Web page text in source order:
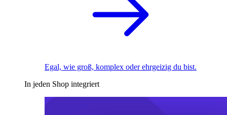
Egal, wie groß, komplex oder ehrgeizig du bist.
In jeden Shop integriert